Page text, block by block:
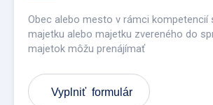
Obec alebo mesto v rámci kompetencií
majetku alebo majetku zvereného do
majetok môžu prenájímať
Vyplniť formulár